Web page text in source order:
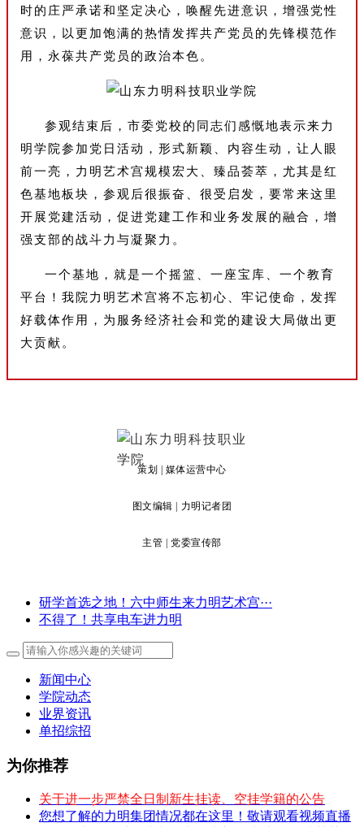
时的庄严承诺和坚定决心，唤醒先进意识，增强党性
意识，以更加饱满的热情发挥共产党员的先锋模范作
用，永葆共产党员的政治本色。
参观结束后，市委党校的同志们感慨地表示来力
明学院参加党日活动，形式新颖、内容生动，让人眼
前一亮，力明艺术宫规模宏大、臻品荟萃，尤其是红
色基地板块，参观后很振奋、很受启发，要常来这里
开展党建活动，促进党建工作和业务发展的融合，增
强支部的战斗力与凝聚力。
一个基地，就是一个摇篮、一座宝库、一个教育
平台！我院力明艺术宫将不忘初心、牢记使命，发挥
好载体作用，为服务经济社会和党的建设大局做出更
大贡献。
策划 | 媒体运营中心
图文编辑 | 力明记者团
主管 | 党委宣传部
研学首选之地！六中师生来力明艺术宫···
不得了！共享电车进力明
新闻中心
学院动态
业界资讯
单招综招
为你推荐
关于进一步严禁全日制新生挂读、空挂学籍的公告
您想了解的力明集团情况都在这里！敬请观看视频直播